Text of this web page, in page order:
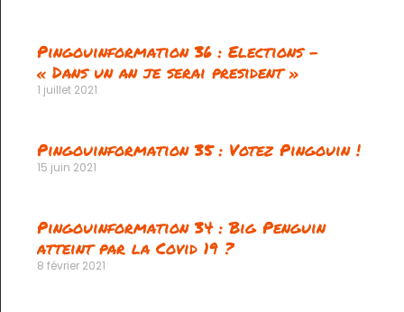
Pingouinformation 36 : Elections –
« Dans un an je serai president »
1 juillet 2021
Pingouinformation 35 : Votez Pingouin !
15 juin 2021
Pingouinformation 34 : Big Penguin
atteint par la Covid 19 ?
8 février 2021